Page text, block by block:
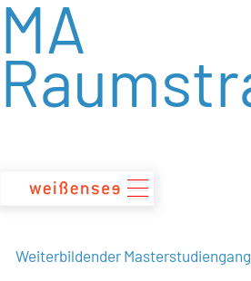
zum
Inhalt
MA
Weiterbildender Masterstudiengang